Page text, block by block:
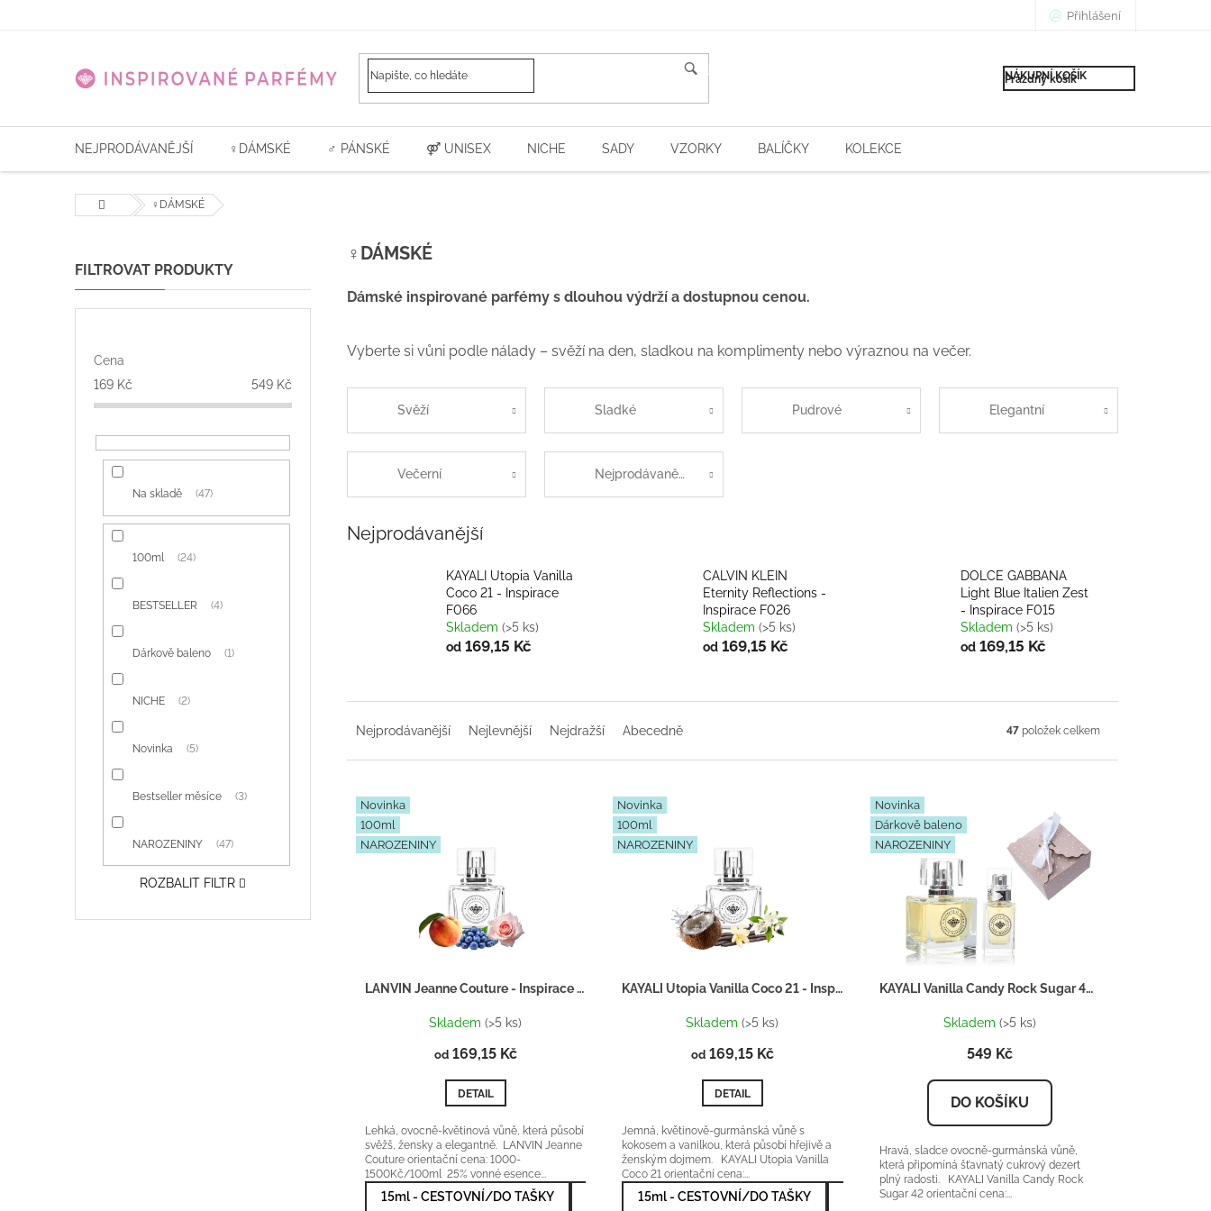
Přihlášení
HLEDAT NÁKUPNÍ KOŠÍK
Prázdný košík
NEJPRODÁVANĚJŠÍ ♀️DÁMSKÉ ♂ PÁNSKÉ ⚤ UNISEX NICHE SADY VZORKY BALÍČKY KOLEKCE
Domů ♀️DÁMSKÉ
o
s
t
Cena
169 Kč 549 Kč
Na skladě 47
100ml 24
BESTSELLER 4
Dárkově baleno 1
NICHE 2
Novinka 5
Bestseller měsíce 3
NAROZENINY 47
ROZBALIT FILTR
♀️DÁMSKÉ
Dámské inspirované parfémy s dlouhou výdrží a dostupnou cenou.
Vyberte si vůni podle nálady – svěží na den, sladkou na komplimenty nebo výraznou na večer.
Svěží Sladké Pudrové Elegantní
Večerní Nejprodávanější
Nejprodávanější
KAYALI Utopia Vanilla
Coco 21 - Inspirace
F066
Skladem (>5 ks)
od 169,15 Kč
CALVIN KLEIN
Eternity Reflections -
Inspirace F026
Skladem(>5 ks)
od 169,15 Kč
DOLCE GABBANA
Light Blue Italien Zest
- Inspirace F015
Skladem (>5 ks)
od169,15 Kč
p
Nejprodávanější Nejlevnější Nejdražší Abecedně 47 položek celkem
V
p
Novinka
100ml
NAROZENINY
LANVIN Jeanne Couture - Inspirace F038
Skladem(>5 ks)
od169,15 Kč
DETAIL
Lehká, ovocně-květinová vůně, která působí
svěžš, žensky a elegantně. LANVIN Jeanne
Couture orientační cena: 1000-
1500Kč/100ml 25% vonné esence...
15ml - CESTOVNÍ/DO TAŠKY 50ml - NEJPRODÁVANĚJŠÍ 100ml - NEJVÝHODNĚJŠÍ
Novinka
100ml
NAROZENINY
KAYALI Utopia Vanilla Coco 21 - Inspirace F066
Skladem(>5 ks)
od169,15 Kč
DETAIL
Jemná, květinově-gurmánská vůně s
kokosem a vanilkou, která působí hřejivě a
ženským dojmem. KAYALI Utopia Vanilla
Coco 21 orientační cena:...
15ml - CESTOVNÍ/DO TAŠKY 50ml - NEJPRODÁVANĚJŠÍ
Novinka
Dárkově baleno
NAROZENINY
KAYALI Vanilla Candy Rock Sugar 42 - Inspirace F069 - Dárkový balíček
Skladem (>5 ks)
549 Kč
DO KOŠÍKU
Hravá, sladce ovocně-gurmánská vůně,
která připomíná šťavnatý cukrový dezert
plný radosti. KAYALI Vanilla Candy Rock
Sugar 42 orientační cena:...